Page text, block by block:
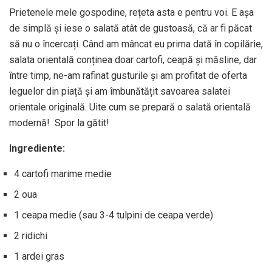
Prietenele mele gospodine, rețeta asta e pentru voi. E așa
de simplă și iese o salată atât de gustoasă, că ar fi păcat
să nu o încercați. Când am mâncat eu prima dată în copilărie,
salata orientală conținea doar cartofi, ceapă și măsline, dar
între timp, ne-am rafinat gusturile și am profitat de oferta
leguelor din piață și am îmbunătățit savoarea salatei
orientale originală. Uite cum se prepară o salată orientală
modernă! Spor la gătit!
Ingrediente:
4 cartofi marime medie
2 oua
1 ceapa medie (sau 3-4 tulpini de ceapa verde)
2 ridichi
1 ardei gras